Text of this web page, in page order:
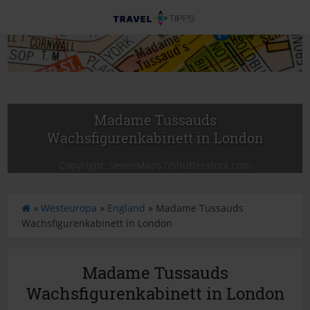
Madame Tussauds
Wachsfigurenkabinett in London
S
t
e
»Westeuropa » England » Madame Tussauds
Wachsfigurenkabinett in London
Madame Tussauds
Wachsfigurenkabinett in London